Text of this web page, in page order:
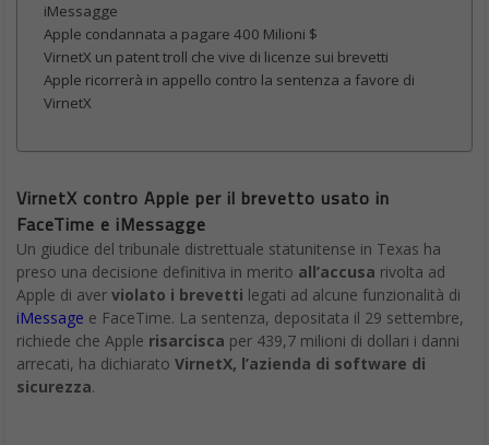
iMessagge
Apple condannata a pagare 400 Milioni $
VirnetX un patent troll che vive di licenze sui brevetti
Apple ricorrerà in appello contro la sentenza a favore di
VirnetX
VirnetX contro Apple per il brevetto usato in
FaceTime e iMessagge
Un giudice del tribunale distrettuale statunitense in Texas ha
preso una decisione definitiva in merito all’accusa rivolta ad
Apple di aver violato i brevetti legati ad alcune funzionalità di
iMessage e FaceTime. La sentenza, depositata il 29 settembre,
richiede che Apple risarcisca per 439,7 milioni di dollari i danni
arrecati, ha dichiarato VirnetX, l’azienda di software di
sicurezza.